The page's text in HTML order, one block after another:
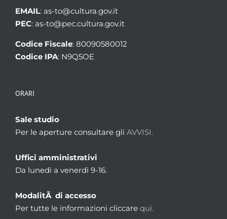
EMAIL: as-to@cultura.gov.it
PEC: as-to@pec.cultura.gov.it
Codice Fiscale: 80090580012
Codice IPA: N9Q5OE
ORARI
Sale studio
Per le aperture consultare gli AVVISI.
Uffici amministrativi
Da lunedì a venerdì 9-16.
ModalitÃ di accesso
Per tutte le informazioni cliccare qui.